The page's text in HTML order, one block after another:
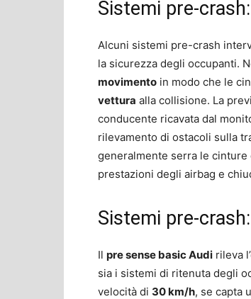
Sistemi pre-
Alcuni sistemi pre-crash
la sicurezza degli occupanti.
movimento in modo che le
vettura alla collisione. La
conducente ricavata dal
rilevamento di ostacoli sulla
generalmente serra le
prestazioni degli airbag e
Sistemi pre-
Il pre sense basic Audi rileva
sia i sistemi di ritenuta degli
velocità di 30 km/h, se capta